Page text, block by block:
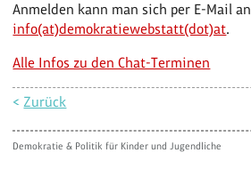
Anmelden kann man sich per E-Mail an
info(at)demokratiewebstatt(dot)at.
Alle Infos zu den Chat-Terminen
<Zurück
Demokratie & Politik für Kinder und Jugendliche